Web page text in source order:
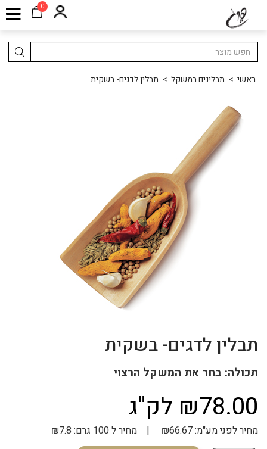
0
ראשי > תבלינים במשקל > תבלין לדגים- בשקית
תבלין לדגים- בשקית
תכולה: בחר את המשקל הרצוי
₪78.00 לק"ג
מחיר לפני מע"מ: ₪66.67 | מחיר ל 100 גרם: ₪7.8